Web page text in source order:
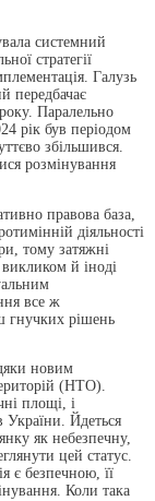
системний
стратегії
Галузь
передбачає
Паралельно
рік був періодом
збільшився.
розмінування
правова база,
діяльності
тому затяжні
й іноді
все ж
гнучких рішень
новим
(НТО).
площі, і
України. Йдеться
як небезпечну,
цей статус.
є безпечною, її
Коли така